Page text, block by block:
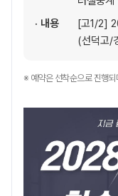
· 내용
[고1/2]
(선덕고/
※ 예약은 선착순으로 진행